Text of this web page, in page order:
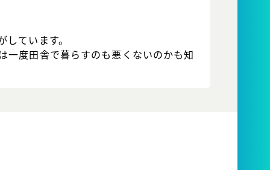
ています。
一度田舎で暮らすのも悪くないのかも知